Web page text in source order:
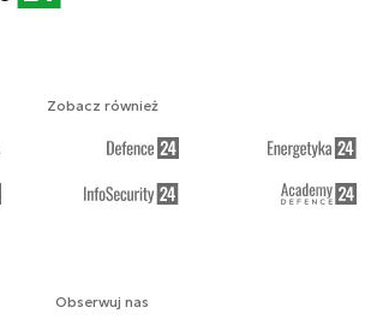
Obserwuj nas
Zobacz również